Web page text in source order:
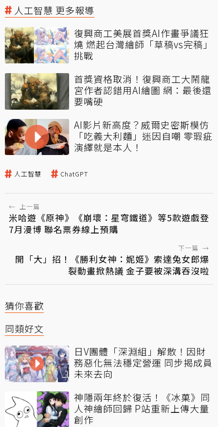
人工智慧 更多報導
復興商工美展首獎AI作畫爭議狂
燒 燃起台灣繪師「草稿vs完稿」
挑戰
首獎資格取消！復興商工大鬧龍
宮作者認錯用AI繪圖 網：最後還
要嘴硬
AI影片新高度？威爾史密斯模仿
「吃義大利麵」迷因自嘲 零瑕疵
演繹就是本人！
人工智慧 ChatGPT
← 上一篇
米哈遊《原神》《崩壞：星穹鐵道》等5款遊戲登
7月漫博 聯名票券線上預購
下一篇 →
開「大」招！《勝利女神：妮姬》索達兔女郎爆
裂動畫掀熱議 金子要被深溝吞沒啦
猜你喜歡
同類好文
日V團體「深淵組」解散！因財
務惡化無法穩定營運 同步揭成員
未來去向
神隱兩年終於復活！《冰菓》同
人神繪師回歸 P站重新上傳大量
創作